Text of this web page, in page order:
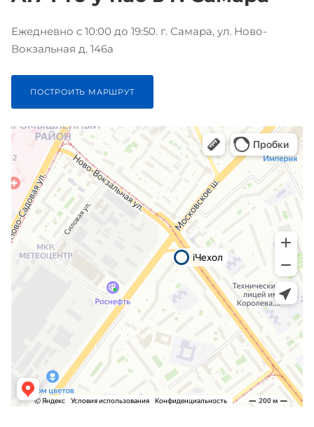
Ежедневно с 10:00 до 19:50. г. Самара, ул. Ново-
Вокзальная д. 146а
ПОСТРОИТЬ МАРШРУТ